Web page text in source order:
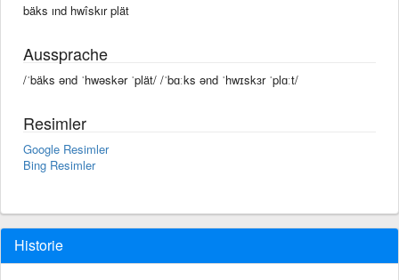
bäks ınd hwîskır plät
Aussprache
/ˈbäks ənd ˈhwəskər ˈplät/ /ˈbɑːks ənd ˈhwɪskɜr ˈplɑːt/
Resimler
Google Resimler
Bing Resimler
Historie